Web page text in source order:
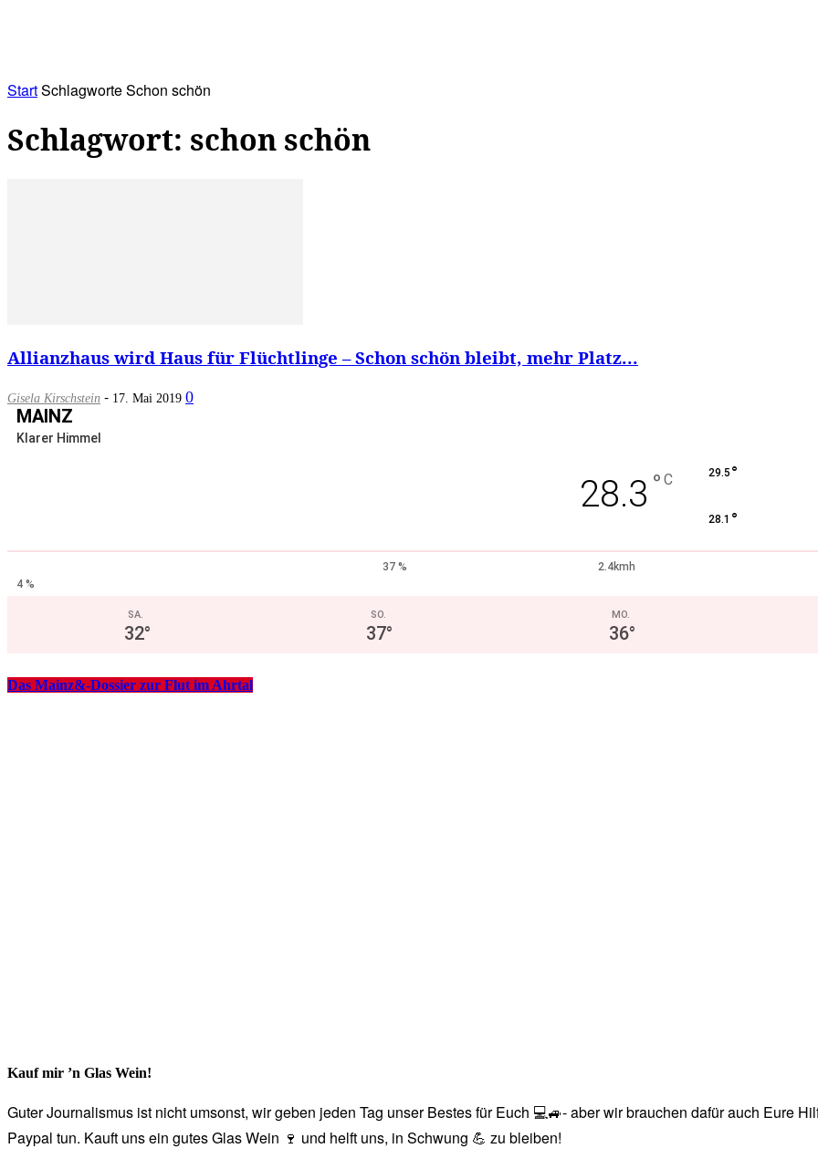
StartSchlagworteSchon schön
Schlagwort: schon schön
Allianzhaus wird Haus für Flüchtlinge – Schon schön bleibt, mehr Platz...
Gisela Kirschstein - 17. Mai 2019 0
MAINZ
Klarer Himmel
28.3 ° C 29.5 °
28.1 °
37 %
2.4kmh
4 %
SA.
32°
SO.
37°
MO.
36°
Das Mainz&-Dossier zur Flut im Ahrtal
Kauf mir ’n Glas Wein!
Guter Journalismus ist nicht umsonst, wir geben jeden Tag unser Bestes für Euch 💻🚙- aber wir brauchen dafür auch Eure
Paypal tun. Kauft uns ein gutes Glas Wein 🍷 und helft uns, in Schwung 💪 zu bleiben!